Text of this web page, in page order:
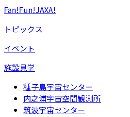
Fan!Fun!JAXA!
トピックス
イベント
施設見学
種子島宇宙センター
内之浦宇宙空間観測所
筑波宇宙センター